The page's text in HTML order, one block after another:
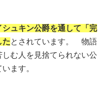
シュキン公爵を通して「完
たとされています。 物語
む人を見捨てられない公
ます。